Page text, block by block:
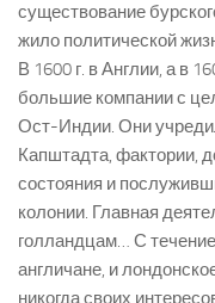
существование
жило политической
В 1600 г. в Англии, а в
большие компании с
Ост-Индии. Они
Капштадта, фактории,
состояния и
колонии. Главная
голландцам… С
англичане, и